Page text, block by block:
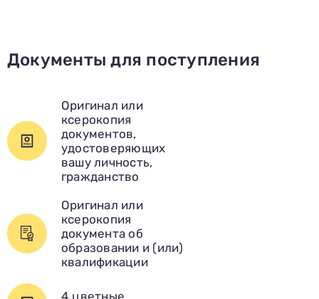
Документы для поступления
Оригинал или
ксерокопия
документов,
удостоверяющих
вашу личность,
гражданство
Оригинал или
ксерокопия
документа об
образовании и (или)
квалификации